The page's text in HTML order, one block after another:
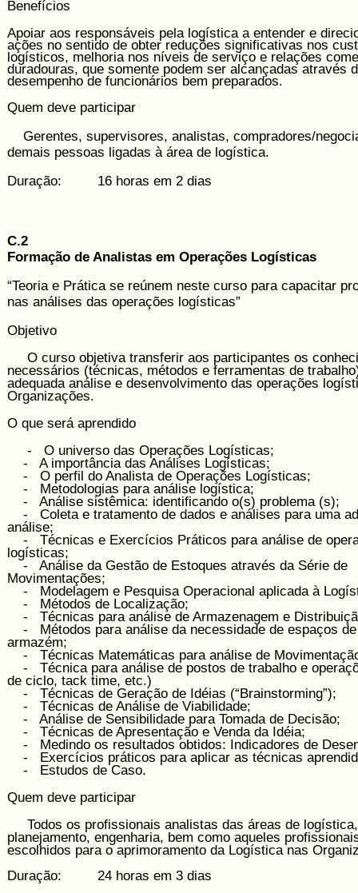
Benefícios
Apoiar aos responsáveis pela logística a entender e
ações no sentido de obter reduções significativas nos
logísticos, melhoria nos níveis de serviço e relações
duradouras, que somente podem ser alcançadas através
desempenho de funcionários bem preparados.
Quem deve participar
Gerentes, supervisores, analistas, compradores/
demais pessoas ligadas à área de logística.
Duração: 16 horas em 2 dias
C.2
Formação de Analistas em Operações Logísticas
“Teoria e Prática se reúnem neste curso para capacitar
nas análises das operações logísticas”
Objetivo
O curso objetiva transferir aos participantes os
necessários (técnicas, métodos e ferramentas de
adequada análise e desenvolvimento das operações
Organizações.
O que será aprendido
- O universo das Operações Logísticas;
- A importância das Análises Logísticas;
- O perfil do Analista de Operações Logísticas;
- Metodologias para análise logística;
- Análise sistêmica: identificando o(s) problema (s);
- Coleta e tratamento de dados e análises para uma
análise;
- Técnicas e Exercícios Práticos para análise de
logísticas;
- Análise da Gestão de Estoques através da Série de
Movimentações;
- Modelagem e Pesquisa Operacional aplicada à
- Métodos de Localização;
- Técnicas para análise de Armazenagem e
- Métodos para análise da necessidade de espaços
armazém;
- Técnicas Matemáticas para análise de
- Técnica para análise de postos de trabalho e
de ciclo, tack time, etc.)
- Técnicas de Geração de Idéias (“Brainstorming”);
- Técnicas de Análise de Viabilidade;
- Análise de Sensibilidade para Tomada de Decisão;
- Técnicas de Apresentação e Venda da Idéia;
- Medindo os resultados obtidos: Indicadores de
- Exercícios práticos para aplicar as técnicas
- Estudos de Caso.
Quem deve participar
Todos os profissionais analistas das áreas de
planejamento, engenharia, bem como aqueles
escolhidos para o aprimoramento da Logística nas
Duração: 24 horas em 3 dias